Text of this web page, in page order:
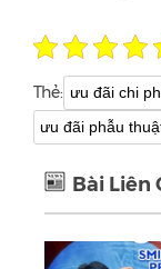
Thẻ: ưu đãi chi
ưu đãi phẫu
Bài Liên